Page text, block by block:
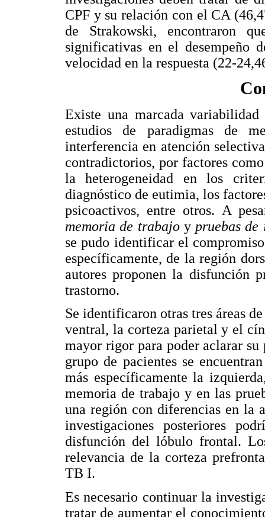
CPF y su relación con el CA
de Strakowski, encontraron
significativas en el desempeño
velocidad en la respuesta (22-
Existe una marcada
estudios de paradigmas de
interferencia en atención
contradictorios, por factores
la heterogeneidad en los
diagnóstico de eutimia, los
psicoactivos, entre otros. A
memoria de trabajo y pruebas
se pudo identificar el
específicamente, de la región
autores proponen la disfunción
trastorno.
Se identificaron otras tres áreas
ventral, la corteza parietal y el
mayor rigor para poder aclarar
grupo de pacientes se
más específicamente la
memoria de trabajo y en las
una región con diferencias en la
investigaciones posteriores
disfunción del lóbulo frontal.
relevancia de la corteza
TB I.
Es necesario continuar la
tratar de aumentar el